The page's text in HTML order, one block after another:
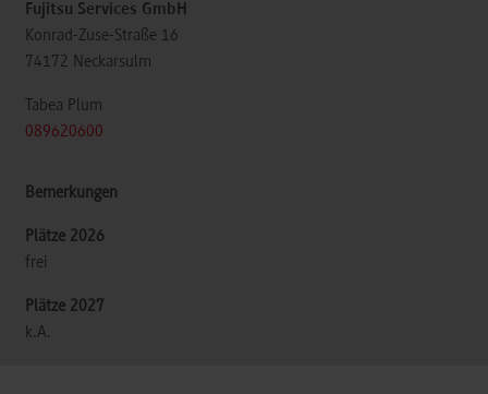
Fujitsu Services GmbH
Konrad-Zuse-Straße 16
74172 Neckarsulm
Tabea Plum
089620600
frei
k.A.